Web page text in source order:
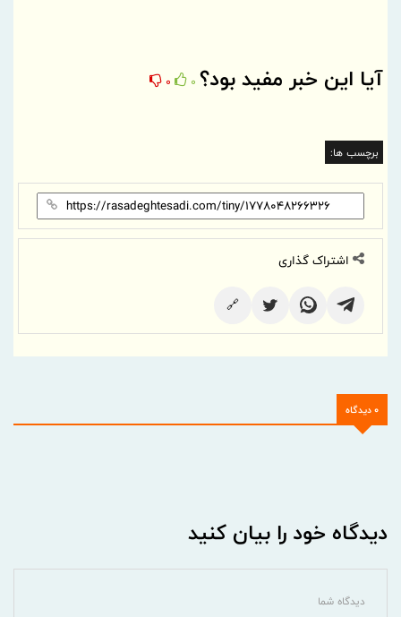
آیا این خبر مفید بود؟ 0
0
برچسب ها:
اشتراک گذاری
🔗
0 دیدگاه
دیدگاه خود را بیان کنید